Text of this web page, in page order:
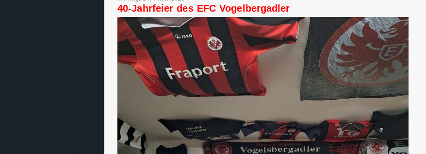
40-Jahrfeier des EFC Vogelbergadler